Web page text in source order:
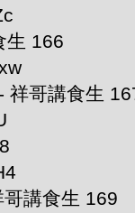
生 166
祥哥講食生
講食生 169